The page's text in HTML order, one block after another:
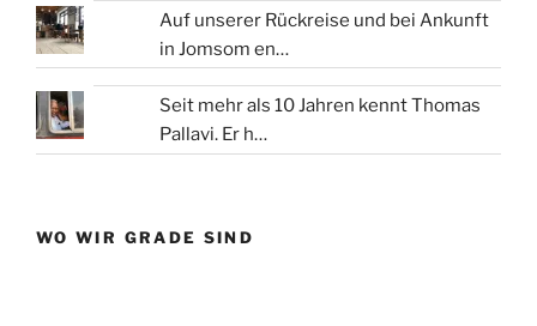
Auf unserer Rückreise und bei Ankunft
in Jomsom en…
Seit mehr als 10 Jahren kennt Thomas
Pallavi. Er h…
WO WIR GRADE SIND